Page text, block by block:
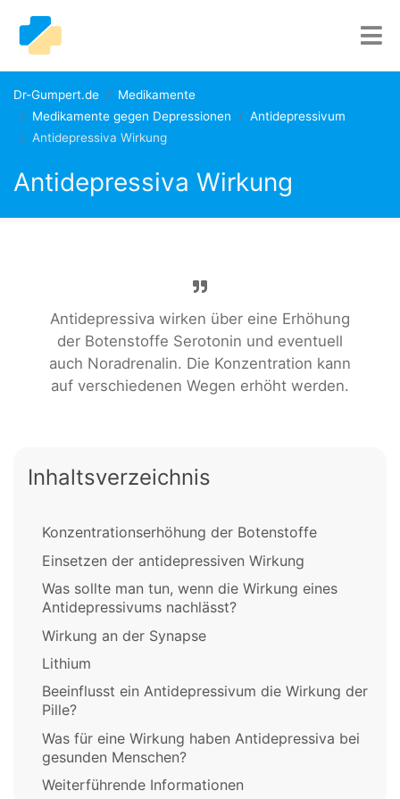
Dr-Gumpert.de
Medikamente
Medikamente gegen Depressionen
Antidepressivum
Antidepressiva Wirkung
Antidepressiva Wirkung
Antidepressiva wirken über eine Erhöhung
der Botenstoffe Serotonin und eventuell
auch Noradrenalin. Die Konzentration kann
auf verschiedenen Wegen erhöht werden.
Inhaltsverzeichnis
Konzentrationserhöhung der Botenstoffe
Einsetzen der antidepressiven Wirkung
Was sollte man tun, wenn die Wirkung eines
Antidepressivums nachlässt?
Wirkung an der Synapse
Lithium
Beeinflusst ein Antidepressivum die Wirkung der
Pille?
Was für eine Wirkung haben Antidepressiva bei
gesunden Menschen?
Weiterführende Informationen